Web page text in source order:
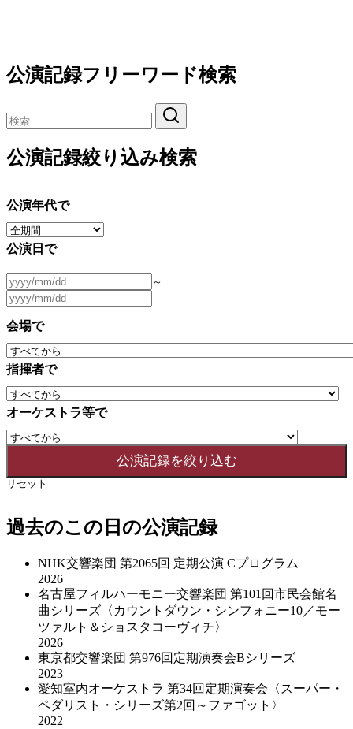
公演記録フリーワード検索
公演記録絞り込み検索
公演年代で
公演日で
～
会場で
指揮者で
オーケストラ等で
リセット
過去のこの日の公演記録
NHK交響楽団 第2065回 定期公演 Cプログラム
2026
名古屋フィルハーモニー交響楽団 第101回市民会館名
曲シリーズ〈カウントダウン・シンフォニー10／モー
ツァルト＆ショスタコーヴィチ〉
2026
東京都交響楽団 第976回定期演奏会Bシリーズ
2023
愛知室内オーケストラ 第34回定期演奏会〈スーパー・
ペダリスト・シリーズ第2回～ファゴット〉
2022